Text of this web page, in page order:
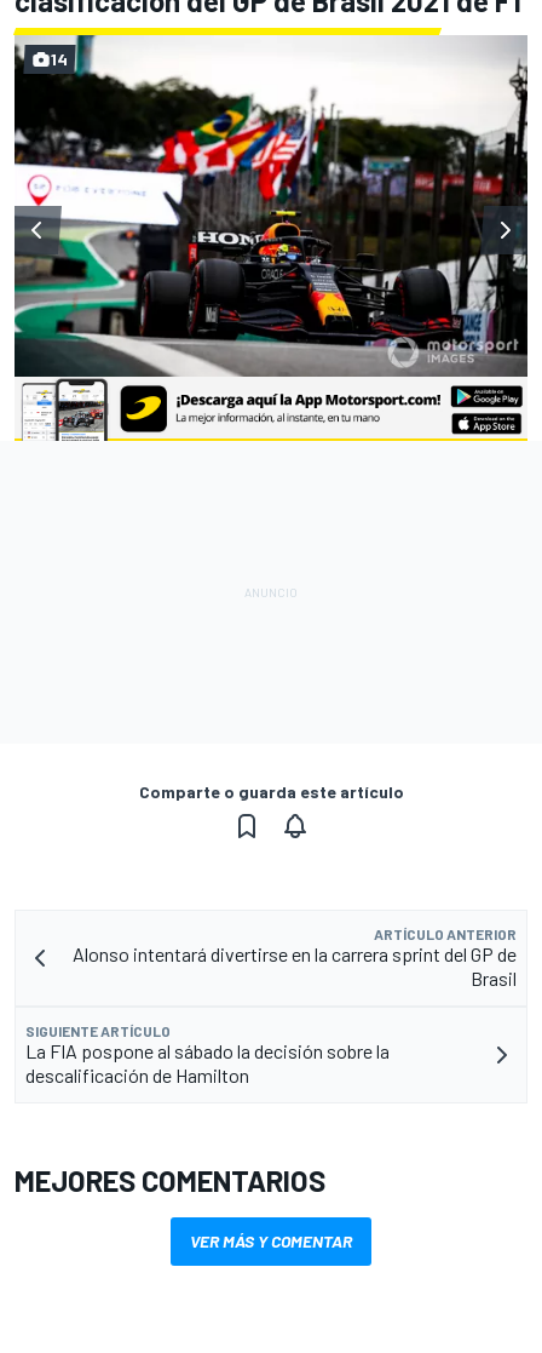
14
Comparte o guarda este artículo
ARTÍCULO ANTERIOR
Alonso intentará divertirse en la carrera sprint del GP de
Brasil
SIGUIENTE ARTÍCULO
La FIA pospone al sábado la decisión sobre la
descalificación de Hamilton
MEJORES COMENTARIOS
VER MÁS Y COMENTAR